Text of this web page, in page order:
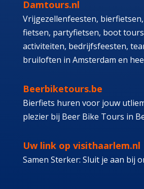
Damtours.nl
Vrijgezellenfeesten,
fietsen, partyfietsen, boot
activiteiten, bedrijfsfeesten,
bruiloften in Amsterdam en
Beerbiketours.be
Bierfiets huren voor jouw
plezier bij Beer Bike Tours in
Uw link op visithaarlem.nl
Samen Sterker: Sluit je aan bij